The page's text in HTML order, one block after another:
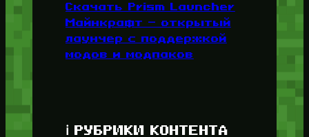
Скачать Prism Launcher
Майнкрафт — открытый
лаунчер с поддержкой
модов и модпаков
ℹ️ РУБРИКИ КОНТЕНТА